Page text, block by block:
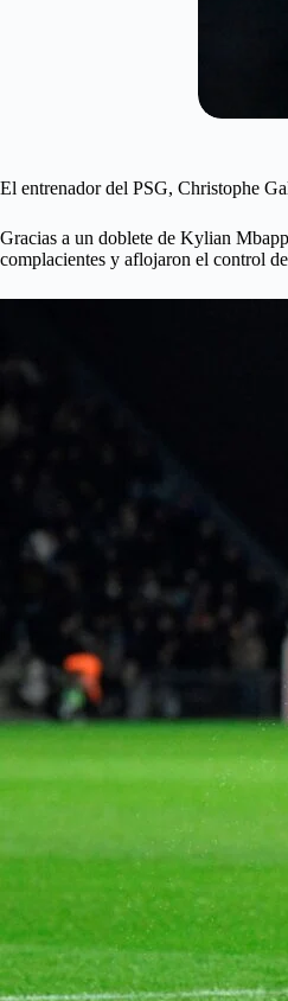
El entrenador del PSG, Christophe
Gracias a un doblete de Kylian
complacientes y aflojaron el control